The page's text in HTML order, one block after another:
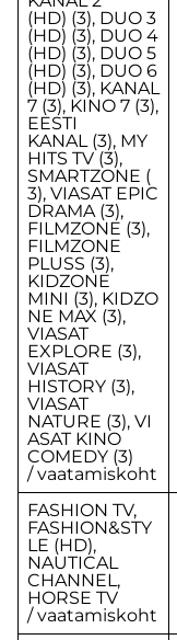
(HD) (3), DUO 3
(HD) (3), DUO 4
(HD) (3), DUO 5
(HD) (3), DUO 6
(HD) (3), KANAL
7 (3), KINO 7 (3),
EESTI
KANAL (3), MY
HITS TV (3),
SMARTZONE (
3), VIASAT EPIC
DRAMA (3),
FILMZONE (3),
FILMZONE
PLUSS (3),
KIDZONE
MINI (3), KIDZO
NE MAX (3),
VIASAT
EXPLORE (3),
VIASAT
HISTORY (3),
VIASAT
NATURE (3), VI
ASAT KINO
COMEDY (3)
/ vaatamiskoht
FASHION TV,
FASHION&STY
LE (HD),
NAUTICAL
CHANNEL,
HORSE TV
/ vaatamiskoht